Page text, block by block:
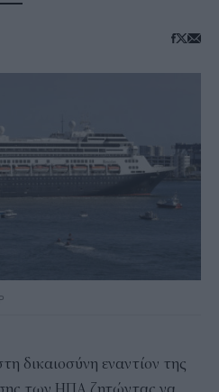
δικαιοσύνη εναντίον της